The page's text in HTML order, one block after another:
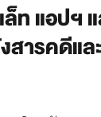
ท แอปฯ
ารคดีแ